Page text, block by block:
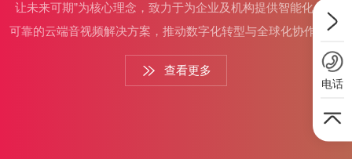
让未来可期”为核心理念，致力于为企业及机构提供智能化、高
可靠的云端音视频解决方案，推动数字化转型与全球化协作。 业
服务，产品线覆盖大班直播、小班互动、云直播系统、网校系
算法，东央云支持从百人到数万人规模的实时互动，兼容主流平
查看更多
电话